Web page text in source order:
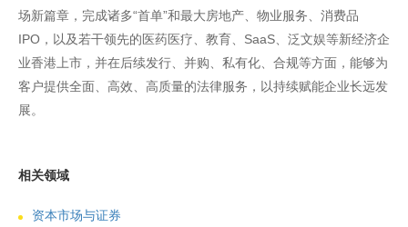
场新篇章，完成诸多“首单”和最大房地产、物业服务、消费品
IPO，以及若干领先的医药医疗、教育、SaaS、泛文娱等新经济企
业香港上市，并在后续发行、并购、私有化、合规等方面，能够为
客户提供全面、高效、高质量的法律服务，以持续赋能企业长远发
展。
相关领域
资本市场与证券